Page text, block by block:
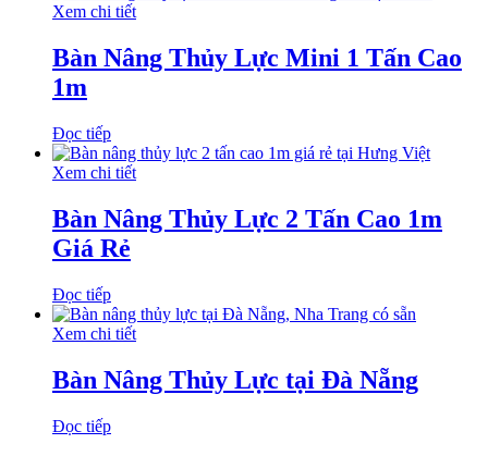
Xem chi tiết
Bàn Nâng Thủy Lực Mini 1 Tấn Cao
1m
Đọc tiếp
Xem chi tiết
Bàn Nâng Thủy Lực 2 Tấn Cao 1m
Giá Rẻ
Đọc tiếp
Xem chi tiết
Bàn Nâng Thủy Lực tại Đà Nẵng
Đọc tiếp